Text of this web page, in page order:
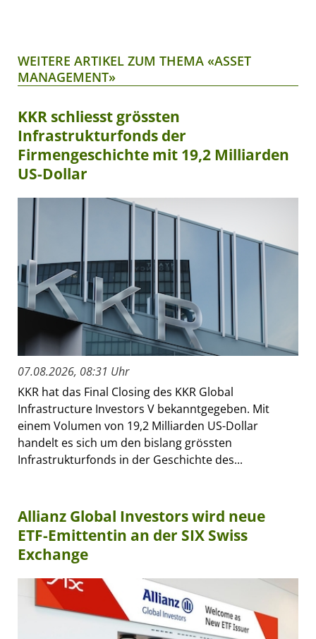
WEITERE ARTIKEL ZUM THEMA «ASSET
MANAGEMENT»
KKR schliesst grössten
Infrastrukturfonds der
Firmengeschichte mit 19,2 Milliarden
US-Dollar
07.08.2026, 08:31 Uhr
KKR hat das Final Closing des KKR Global
Infrastructure Investors V bekanntgegeben. Mit
einem Volumen von 19,2 Milliarden US-Dollar
handelt es sich um den bislang grössten
Infrastrukturfonds in der Geschichte des...
Allianz Global Investors wird neue
ETF-Emittentin an der SIX Swiss
Exchange